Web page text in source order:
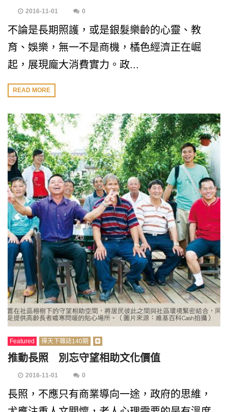
2016-11-01 0
不論是長期照護，或是銀髮樂齡的心靈、教
育、娛樂，無一不是商機，橘色經濟正在崛
起，展現龐大消費實力。政...
READ MORE
Featured 禪天下雜誌140期
推動長照 別忘守望相助文化價值
2016-11-01 0
長照，不應只有商業導向一途，政府的思維，